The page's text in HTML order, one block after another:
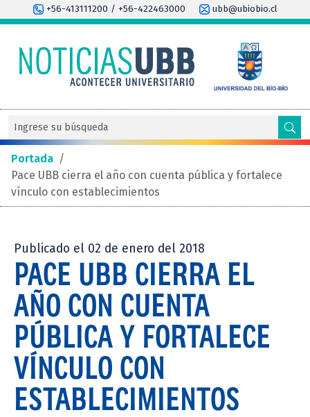
+56-413111200 / +56-422463000 ubb@ubiobio.cl
Portada /
Pace UBB cierra el año con cuenta pública y fortalece
vínculo con establecimientos
Publicado el 02 de enero del 2018
PACE UBB CIERRA EL
AÑO CON CUENTA
PÚBLICA Y FORTALECE
VÍNCULO CON
ESTABLECIMIENTOS